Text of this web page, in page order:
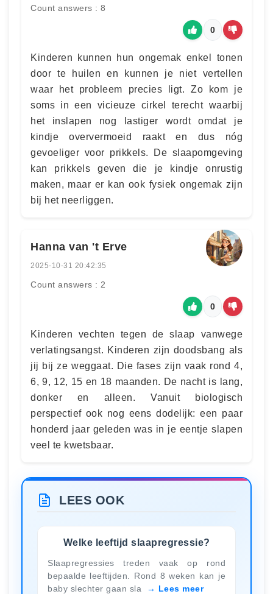
Count answers : 8
0
Kinderen kunnen hun ongemak enkel tonen
door te huilen en kunnen je niet vertellen
waar het probleem precies ligt. Zo kom je
soms in een vicieuze cirkel terecht waarbij
het inslapen nog lastiger wordt omdat je
kindje oververmoeid raakt en dus nóg
gevoeliger voor prikkels. De slaapomgeving
kan prikkels geven die je kindje onrustig
maken, maar er kan ook fysiek ongemak zijn
bij het neerliggen.
Hanna van 't Erve
2025-10-31 20:42:35
Count answers : 2
0
Kinderen vechten tegen de slaap vanwege
verlatingsangst. Kinderen zijn doodsbang als
jij bij ze weggaat. Die fases zijn vaak rond 4,
6, 9, 12, 15 en 18 maanden. De nacht is lang,
donker en alleen. Vanuit biologisch
perspectief ook nog eens dodelijk: een paar
honderd jaar geleden was in je eentje slapen
veel te kwetsbaar.
LEES OOK
Welke leeftijd slaapregressie?
Slaapregressies treden vaak op rond
bepaalde leeftijden. Rond 8 weken kan je
baby slechter gaan sla
Lees meer